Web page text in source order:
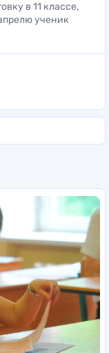
в 11 классе,
ученик